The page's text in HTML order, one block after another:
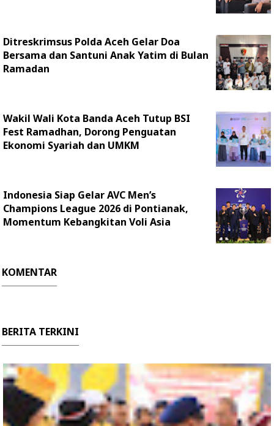
Ditreskrimsus Polda Aceh Gelar Doa
Bersama dan Santuni Anak Yatim di Bulan
Ramadan
Wakil Wali Kota Banda Aceh Tutup BSI
Fest Ramadhan, Dorong Penguatan
Ekonomi Syariah dan UMKM
Indonesia Siap Gelar AVC Men’s
Champions League 2026 di Pontianak,
Momentum Kebangkitan Voli Asia
KOMENTAR
BERITA TERKINI